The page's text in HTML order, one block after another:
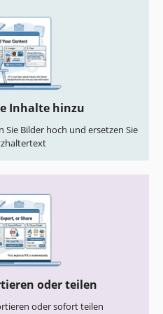
Inhalte hinzu
Sie Bilder hoch und ersetzen Sie
oder teilen
oder sofort teilen